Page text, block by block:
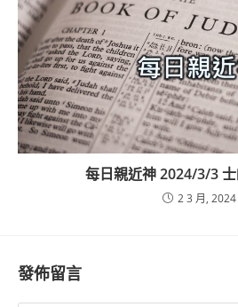
每日親近神 2024/3/3
2 3 月, 2024
發佈留言